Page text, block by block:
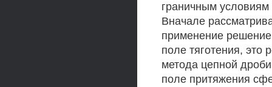
граничным условиям
Вначале
применение решение
поле тяготения,
метода цепной
поле притяжения